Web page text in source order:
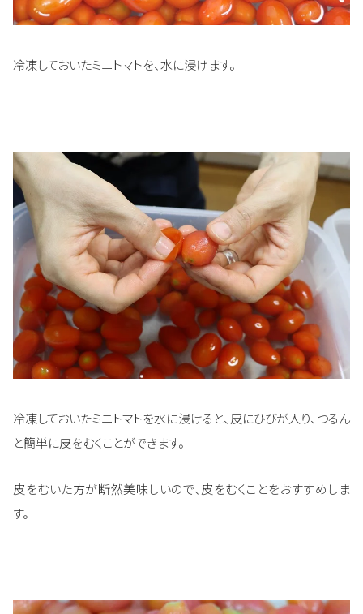
冷凍しておいたミニトマトを、水に浸けます。
冷凍しておいたミニトマトを水に浸けると、皮にひびが入り、つるん
と簡単に皮をむくことができます。
皮をむいた方が断然美味しいので、皮をむくことをおすすめしま
す。